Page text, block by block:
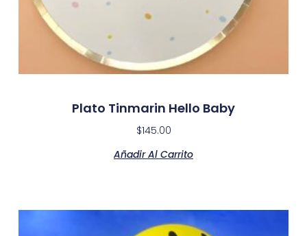
Plato Tinmarin Hello Baby
$145.00
Añadir Al Carrito